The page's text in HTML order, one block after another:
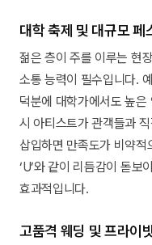
대학 축제 및 대규모 페
젊은 층이 주를 이루는 현
소통 능력이 필수입니다.
덕분에 대학가에서도 높
시 아티스트가 관객들과
삽입하면 만족도가 비약
‘U’와 같이 리듬감이 돋보
효과적입니다.
고품격 웨딩 및 프라이